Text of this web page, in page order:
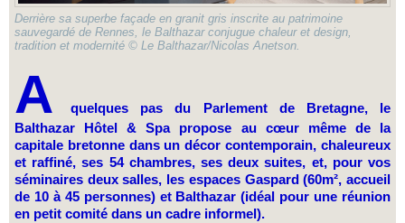
Derrière sa superbe façade en granit gris inscrite au patrimoine
sauvegardé de Rennes, le Balthazar conjugue chaleur et design,
tradition et modernité © Le Balthazar/Nicolas Anetson.
A
quelques pas du Parlement de Bretagne, le
Balthazar Hôtel & Spa propose au cœur même de la
capitale bretonne dans un décor contemporain, chaleureux
et raffiné, ses 54 chambres, ses deux suites, et, pour vos
séminaires deux salles, les espaces Gaspard (60m², accueil
de 10 à 45 personnes) et Balthazar (idéal pour une réunion
en petit comité dans un cadre informel).